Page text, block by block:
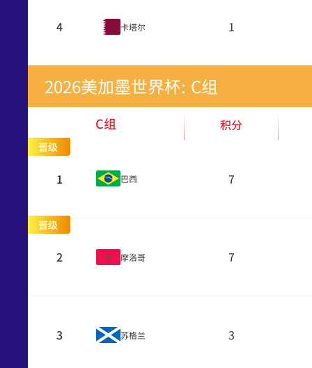
4 卡塔尔 1
2026美加墨世界杯: C组
C组 积分
1
晋级
巴西 7
2
晋级
摩洛哥 7
3 苏格兰 3